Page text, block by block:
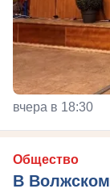
вчера в 18:30
Общество
В